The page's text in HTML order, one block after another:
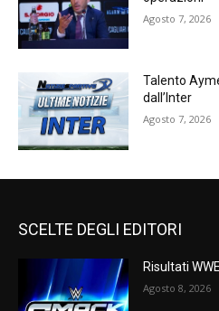
Agosto 7, 2026
Talento
dall’Inter
Agosto 7, 2026
SCELTE DEGLI EDITORI
Risultati
Agosto 8, 2026